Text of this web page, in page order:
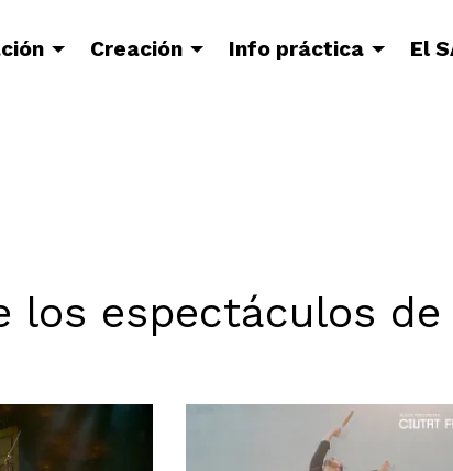
Creación Info práctica El
los espectáculos de